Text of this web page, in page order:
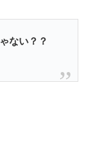
ない？？